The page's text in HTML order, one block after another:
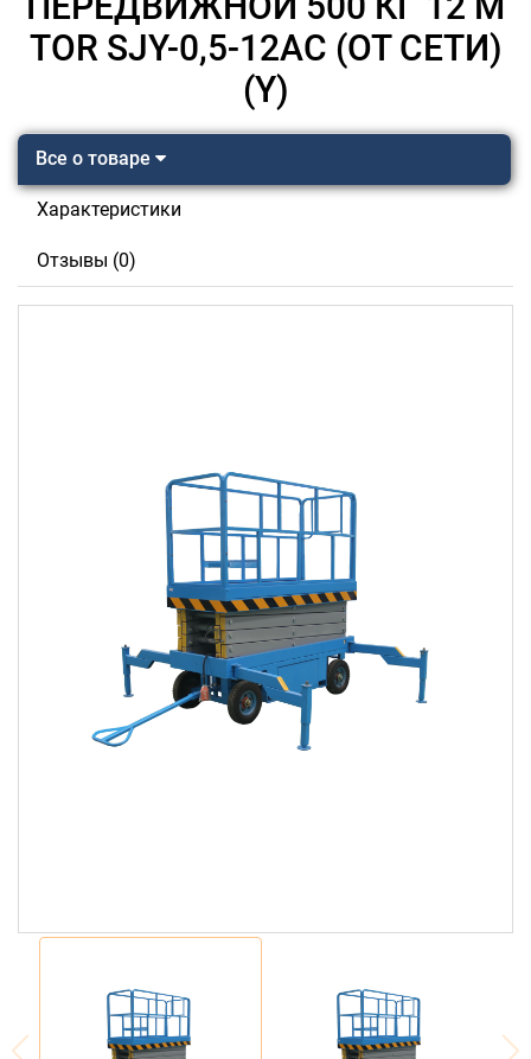
TOR SJY-0,5-12AC (ОТ СЕТИ)
(Y)
Все о товаре
Характеристики
Отзывы (0)